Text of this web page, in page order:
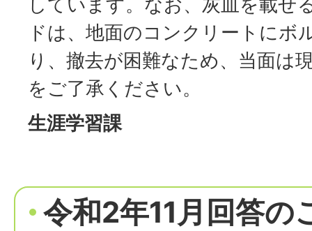
ドは、地面のコンクリートにボ
り、撤去が困難なため、当面は
をご了承ください。
生涯学習課
令和2年11月回答の